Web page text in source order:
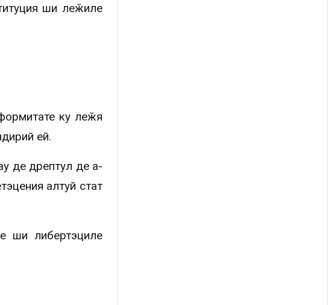
ши леӂиле
ку леӂя
ей.
де дрептул де а-
алтуй стат
ши либертэциле